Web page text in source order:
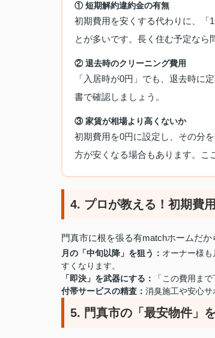
① 短期解約違約金の有無
初期費用を安くする代わりに、「
とが多いです。長く住む予定なら
② 退去時のクリーニング費用
「入居時が0円」でも、退去時に
書で確認しましょう。
③ 家賃が相場より高くないか
初期費用を0円に設定し、その分
方が安くなる場合もあります。こ
4. プロが教える！初期費
門真市に根を張る有matchホームだ
月の「中旬以降」を狙う： オーナー様
すくなります。
「即決」を武器にする：
「この費用ま
付帯サービスの精査： 消臭施工や安心サ
5. 門真市の「最安物件」